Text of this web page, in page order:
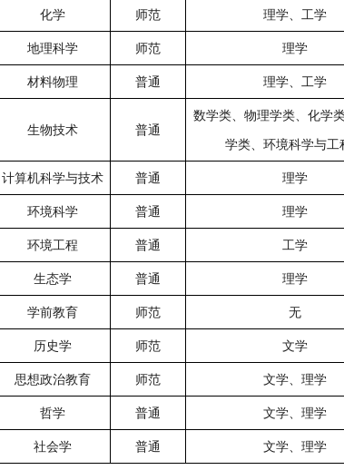
化学 师范 理学、工学
地理科学 师范 理学
材料物理 普通 理学、工学
生物技术 普通
数学类、物理学类、化学
学类、环境科学与工
计算机科学与技术 普通 理学
环境科学 普通 理学
环境工程 普通 工学
生态学 普通 理学
学前教育 师范 无
历史学 师范 文学
思想政治教育 师范 文学、理学
哲学 普通 文学、理学
社会学 普通 文学、理学